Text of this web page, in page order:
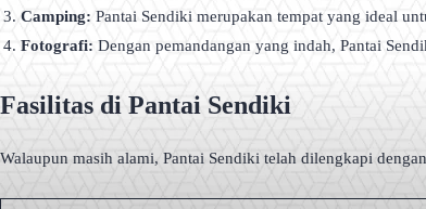
Camping: Pantai Sendiki merupakan tempat yang ideal
Fotografi: Dengan pemandangan yang indah, Pantai
Fasilitas di Pantai Sendiki
Walaupun masih alami, Pantai Sendiki telah dilengkapi